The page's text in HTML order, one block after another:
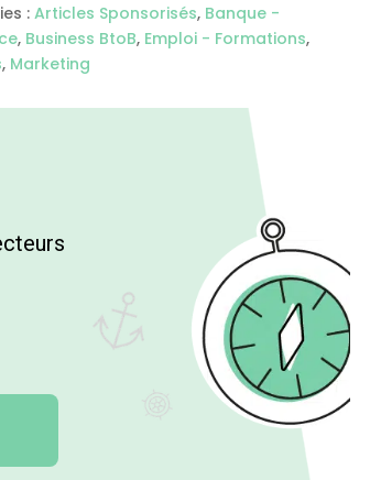
:Articles Sponsorisés, Banque -
, Business BtoB, Emploi - Formations,
, Marketing